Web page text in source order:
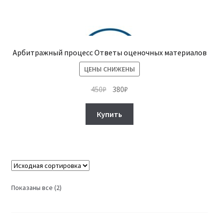
Арбитражный процесс Ответы оценочных материалов
ЦЕНЫ СНИЖЕНЫ
450₽ Первоначальная
составляла
450₽.
380₽
Купить
Показаны все (2)